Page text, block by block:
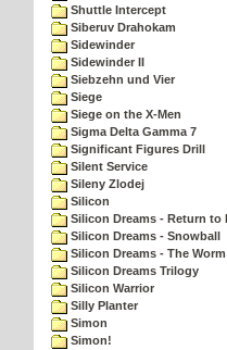
Shuttle Intercept
Siberuv Drahokam
Sidewinder
Sidewinder II
Siebzehn und Vier
Siege
Siege on the X-Men
Sigma Delta Gamma 7
Significant Figures Drill
Silent Service
Sileny Zlodej
Silicon
Silicon Dreams - Return to
Silicon Dreams - Snowball
Silicon Dreams - The
Silicon Dreams Trilogy
Silicon Warrior
Silly Planter
Simon
Simon!